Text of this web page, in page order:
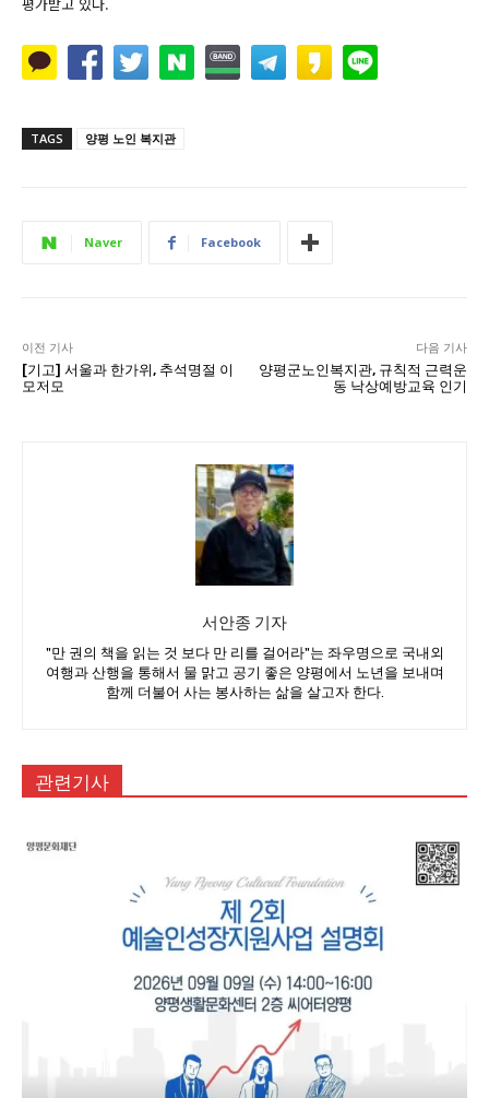
TAGS 양평 노인 복지관
Naver Facebook
이전 기사
[기고] 서울과 한가위, 추석명절 이
모저모
다음 기사
양평군노인복지관, 규칙적 근력운
동 낙상예방교육 인기
서안종 기자
"만 권의 책을 읽는 것 보다 만 리를 걸어라"는 좌우명으로 국내외
여행과 산행을 통해서 물 맑고 공기 좋은 양평에서 노년을 보내며
함께 더불어 사는 봉사하는 삶을 살고자 한다.
관련기사